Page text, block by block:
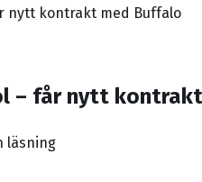
nytt kontrakt med Buffalo
– får nytt
läsning